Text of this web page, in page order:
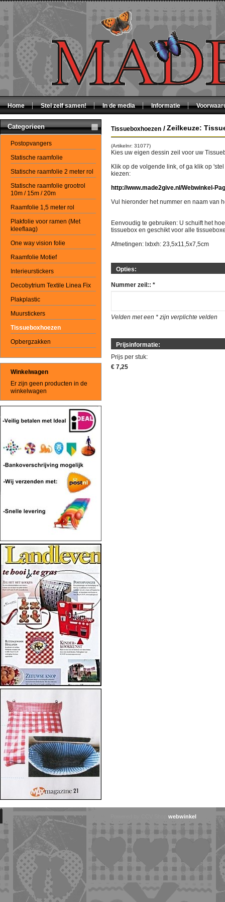
Home Stel zelf samen! In de media Informatie
Categorieen
Postopvangers
Statische raamfolie
Statische raamfolie 2 meter rol
Statische raamfolie grootrol
10m / 15m / 20m
Raamfolie 1,5 meter rol
Plakfolie voor ramen (Met
kleeflaag)
One way vision folie
Raamfolie Motief
Interieurstickers
Decobytrium Textile Linea Fix
Plakplastic
Muurstickers
Tissueboxhoezen
Opbergzakken
Winkelwagen
Er zijn geen producten in de
winkelwagen
Tissueboxhoezen /Zeilkeuze:
(Artikelnr: 31077)
Kies uw eigen dessin zeil voor uw
Klik op de volgende link, of ga klik op
kiezen:
http://www.made2give.nl/Webwinkel-
Vul hieronder het nummer en naam van
Eenvoudig te gebruiken: U schuift het
tissuebox en geschikt voor alle
Afmetingen: lxbxh: 23,5x11,5x7,5cm
Opties:
Nummer zeil:: *
Velden met een * zijn verplichte velden
Prijsinformatie:
Prijs per stuk:
€ 7,25
webwinkel